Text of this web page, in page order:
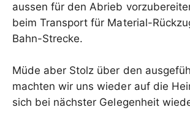
aussen für den Abrieb
beim Transport für Material-
Bahn-Strecke.
Müde aber Stolz über den
machten wir uns wieder auf die
sich bei nächster Gelegenheit